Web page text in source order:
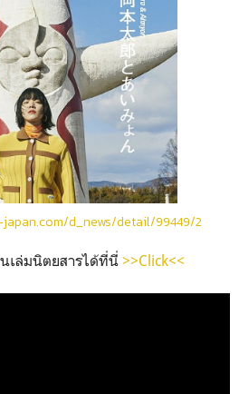
d_news/detail/99449/2
เล่มนิตยสารได้ที่นี่ >>Click<<